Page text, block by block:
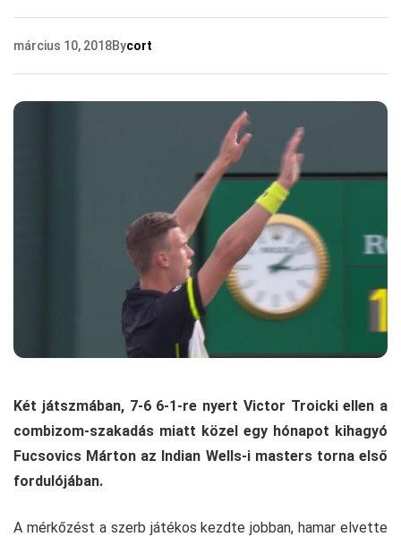
március 10, 2018Bycort
Két játszmában, 7-6 6-1-re nyert Victor Troicki ellen a
combizom-szakadás miatt közel egy hónapot kihagyó
Fucsovics Márton az Indian Wells-i masters torna első
fordulójában.
A mérkőzést a szerb játékos kezdte jobban, hamar elvette